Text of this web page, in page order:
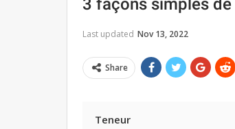
3 façons simples de
Last updated Nov 13, 2022
Share
Teneur